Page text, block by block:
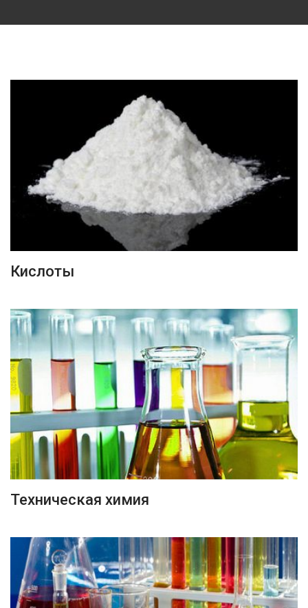
ПОДРОБНЕЕ
Кислоты
ПОДРОБНЕЕ
Техническая химия